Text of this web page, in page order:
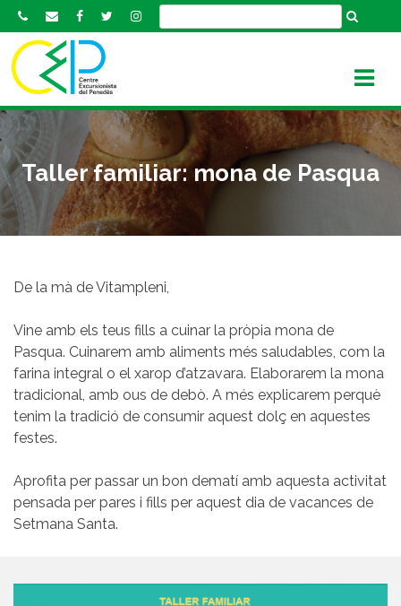
k
o
c
o
n
t
Taller familiar: mona de Pasqua
De la mà de Vitampleni,
Vine amb els teus fills a cuinar la pròpia mona de
Pasqua. Cuinarem amb aliments més saludables, com la
farina integral o el xarop d’atzavara. Elaborarem la mona
tradicional, amb ous de debò. A més explicarem perquè
tenim la tradició de consumir aquest dolç en aquestes
festes.
Aprofita per passar un bon dematí amb aquesta activitat
pensada per pares i fills per aquest dia de vacances de
Setmana Santa.